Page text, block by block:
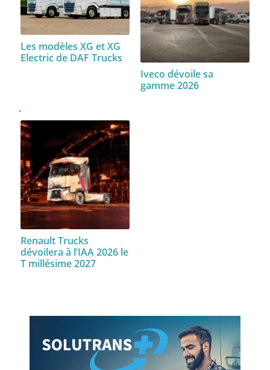
Les modèles XG et XG
Electric de DAF Trucks
Iveco dévoile sa
gamme 2026
Renault Trucks
dévoilera à l’IAA 2026 le
T millésime 2027